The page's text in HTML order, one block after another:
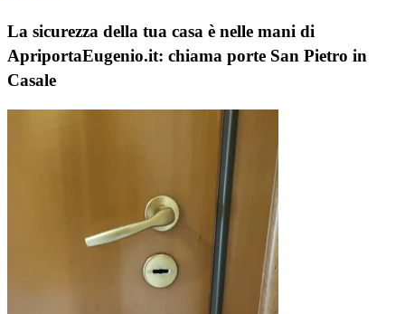
La sicurezza della tua casa è nelle mani di
ApriportaEugenio.it: chiama porte San Pietro in
Casale